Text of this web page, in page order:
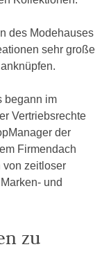
des Modehauses
sehr große
begann im
Vertriebsrechte
der
Firmendach
von zeitloser
und
zu